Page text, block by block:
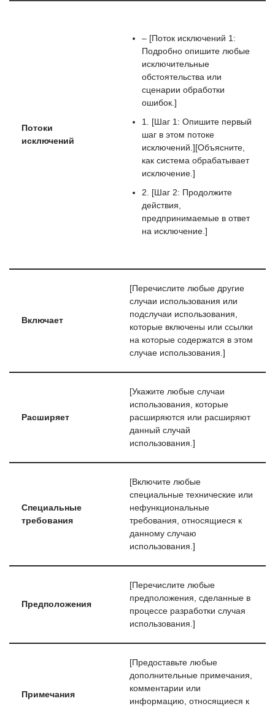
Потоки
исключений
– [Поток исключений 1:
Подробно опишите любые
исключительные
обстоятельства или
сценарии обработки
ошибок.]
1. [Шаг 1: Опишите первый
шаг в этом потоке
исключений.][Объясните,
как система обрабатывает
исключение.]
2. [Шаг 2: Продолжите
действия,
предпринимаемые в ответ
на исключение.]
Включает
[Перечислите любые другие
случаи использования или
подслучаи использования,
которые включены или ссылки
на которые содержатся в этом
случае использования.]
Расширяет
[Укажите любые случаи
использования, которые
расширяются или расширяют
данный случай
использования.]
Специальные
требования
[Включите любые
специальные технические или
нефункциональные
требования, относящиеся к
данному случаю
использования.]
Предположения
[Перечислите любые
предположения, сделанные в
процессе разработки случая
использования.]
Примечания
[Предоставьте любые
дополнительные примечания,
комментарии или
информацию, относящиеся к